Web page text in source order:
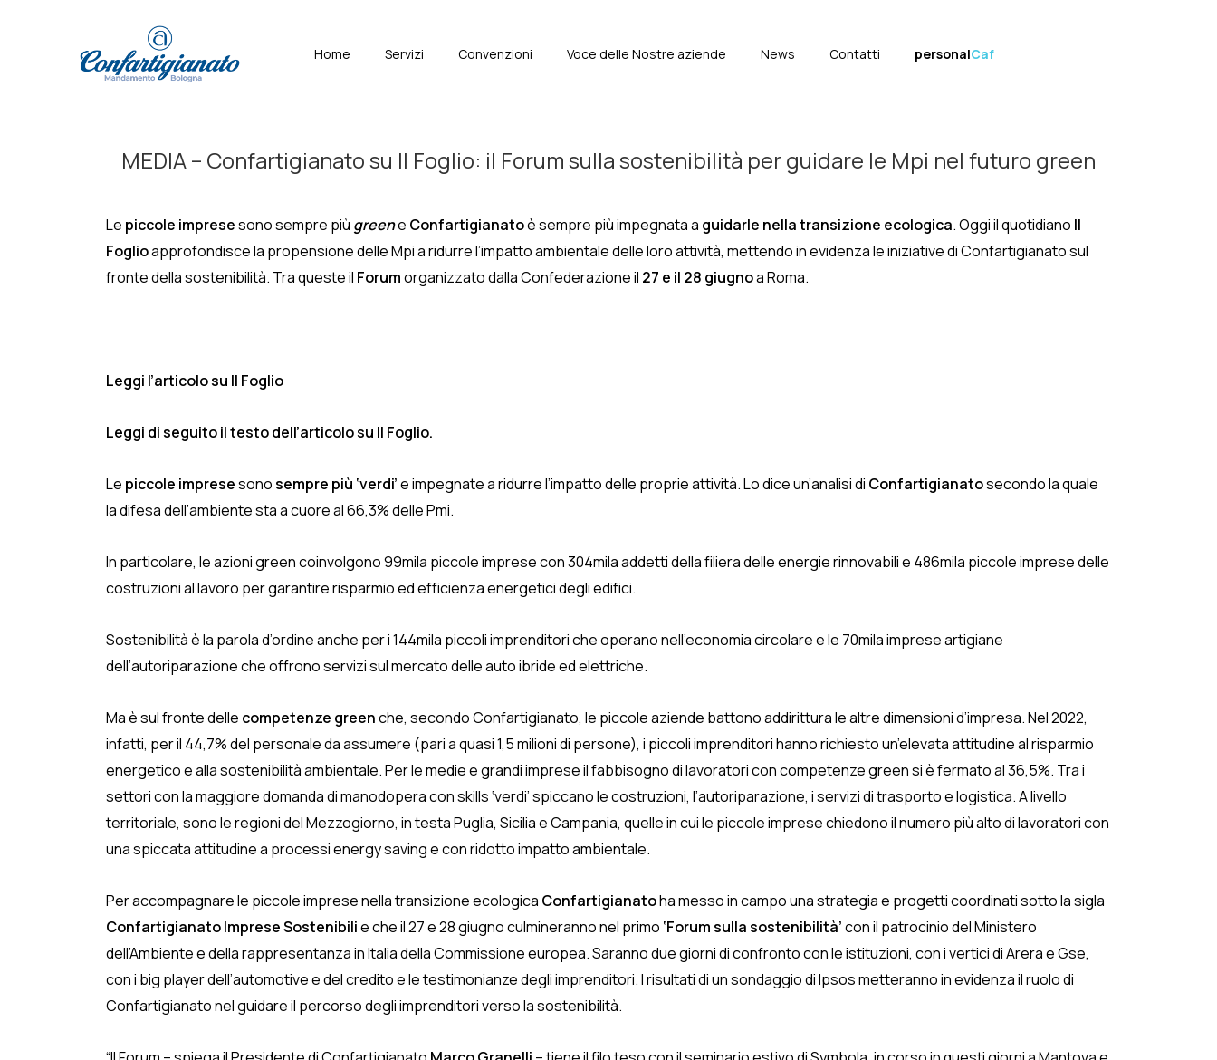
Menù
Home Servizi Convenzioni Voce delle Nostre aziende News Contatti personalCaf
MEDIA – Confartigianato su Il Foglio: il Forum sulla sostenibilità per guidare le Mpi nel futuro green
Le piccole impresesono sempre più greene Confartigianatoè sempre più impegnata a guidarle nella transizione ecologica. Oggi il quotidiano Il
Foglioapprofondisce la propensione delle Mpi a ridurre l’impatto ambientale delle loro attività, mettendo in evidenza le iniziative di Confartigianato sul
fronte della sostenibilità. Tra queste il Forumorganizzato dalla Confederazione il 27 e il 28 giugnoa Roma.
Leggi l’articolo su Il Foglio
Leggi di seguito il testo dell’articolo su Il Foglio.
Le piccole impresesonosempre più ‘verdi’e impegnate a ridurre l’impatto delle proprie attività. Lo dice un’analisi di Confartigianatosecondo la quale
la difesa dell’ambiente sta a cuore al 66,3% delle Pmi.
In particolare, le azioni green coinvolgono 99mila piccole imprese con 304mila addetti della filiera delle energie rinnovabili e 486mila piccole imprese delle
costruzioni al lavoro per garantire risparmio ed efficienza energetici degli edifici.
Sostenibilità è la parola d’ordine anche per i 144mila piccoli imprenditori che operano nell’economia circolare e le 70mila imprese artigiane
dell’autoriparazione che offrono servizi sul mercato delle auto ibride ed elettriche.
Ma è sul fronte delle competenze greenche, secondo Confartigianato, le piccole aziende battono addirittura le altre dimensioni d’impresa. Nel 2022,
infatti, per il 44,7% del personale da assumere (pari a quasi 1,5 milioni di persone), i piccoli imprenditori hanno richiesto un’elevata attitudine al risparmio
energetico e alla sostenibilità ambientale. Per le medie e grandi imprese il fabbisogno di lavoratori con competenze green si è fermato al 36,5%. Tra i
settori con la maggiore domanda di manodopera con skills ‘verdi’ spiccano le costruzioni, l’autoriparazione, i servizi di trasporto e logistica. A livello
territoriale, sono le regioni del Mezzogiorno, in testa Puglia, Sicilia e Campania, quelle in cui le piccole imprese chiedono il numero più alto di lavoratori con
una spiccata attitudine a processi energy saving e con ridotto impatto ambientale.
Per accompagnare le piccole imprese nella transizione ecologica Confartigianatoha messo in campo una strategia e progetti coordinati sotto la sigla
Confartigianato Imprese Sostenibilie che il 27 e 28 giugno culmineranno nel primo ‘Forum sulla sostenibilità’con il patrocinio del Ministero
dell’Ambiente e della rappresentanza in Italia della Commissione europea. Saranno due giorni di confronto con le istituzioni, con i vertici di Arera e Gse,
con i big player dell’automotive e del credito e le testimonianze degli imprenditori. I risultati di un sondaggio di Ipsos metteranno in evidenza il ruolo di
Confartigianato nel guidare il percorso degli imprenditori verso la sostenibilità.